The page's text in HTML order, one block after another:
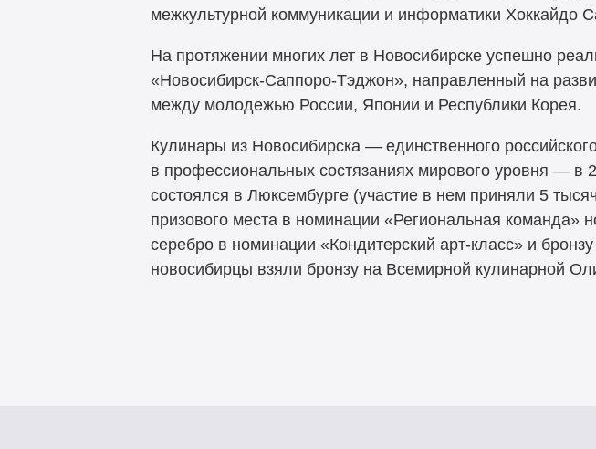
межкультурной коммуникации и информатики Хоккайдо
На протяжении многих лет в Новосибирске успешно
«Новосибирск-Саппоро-Тэджон», направленный на
между молодежью России, Японии и Республики Корея.
Кулинары из Новосибирска — единственного
в профессиональных состязаниях мирового уровня — в
состоялся в Люксембурге (участие в нем приняли 5
призового места в номинации «Региональная
серебро в номинации «Кондитерский арт-класс» и
новосибирцы взяли бронзу на Всемирной кулинарной